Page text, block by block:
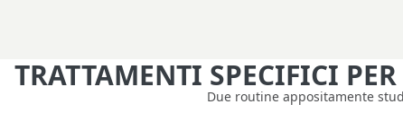
TRATTAMENTI SPECIFICI
Due routine appositamente